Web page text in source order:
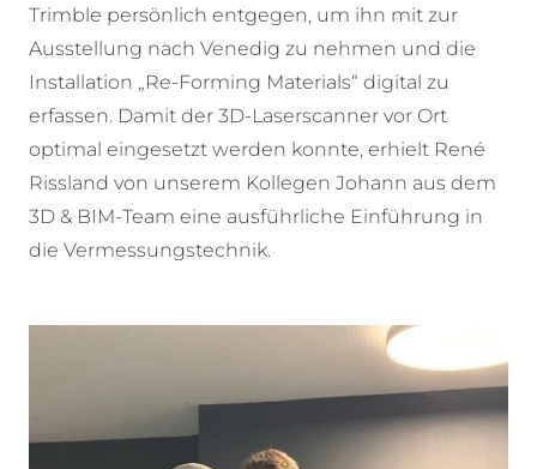
Trimble persönlich entgegen, um ihn mit zur
Ausstellung nach Venedig zu nehmen und die
Installation „Re-Forming Materials“ digital zu
erfassen. Damit der 3D-Laserscanner vor Ort
optimal eingesetzt werden konnte, erhielt René
Rissland von unserem Kollegen Johann aus dem
3D & BIM-Team eine ausführliche Einführung in
die Vermessungstechnik.